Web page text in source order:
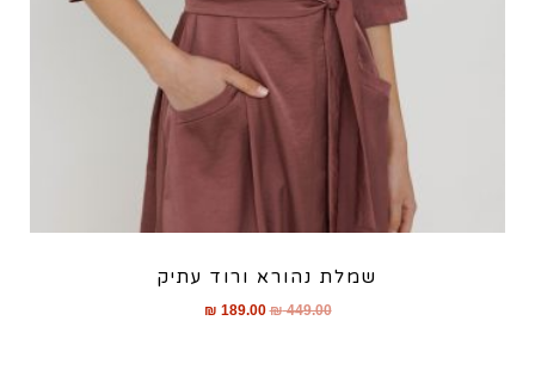
שמלת נהורא ורוד עתיק
₪449.00
₪ 189.00